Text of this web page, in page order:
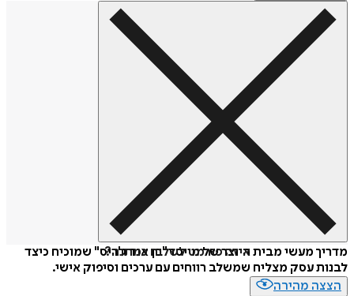
איזה פורמט לשלוח כמתנה?
מדריך מעשי מבית היוצר של מייסד "בן אנד ג'ריס" שמוכיח כיצד
לבנות עסק מצליח שמשלב רווחים עם ערכים וסיפוק אישי.
הצצה מהירה